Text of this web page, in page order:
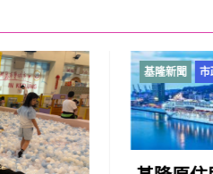
基隆新聞 市政交通